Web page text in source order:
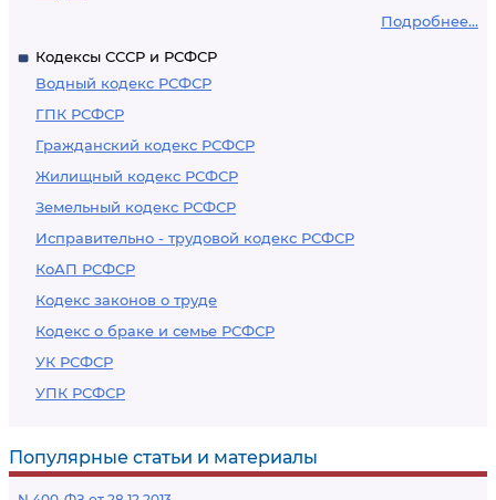
Подробнее...
Кодексы СССР и РСФСР
Водный кодекс РСФСР
ГПК РСФСР
Гражданский кодекс РСФСР
Жилищный кодекс РСФСР
Земельный кодекс РСФСР
Исправительно - трудовой кодекс РСФСР
КоАП РСФСР
Кодекс законов о труде
Кодекс о браке и семье РСФСР
УК РСФСР
УПК РСФСР
Популярные статьи и материалы